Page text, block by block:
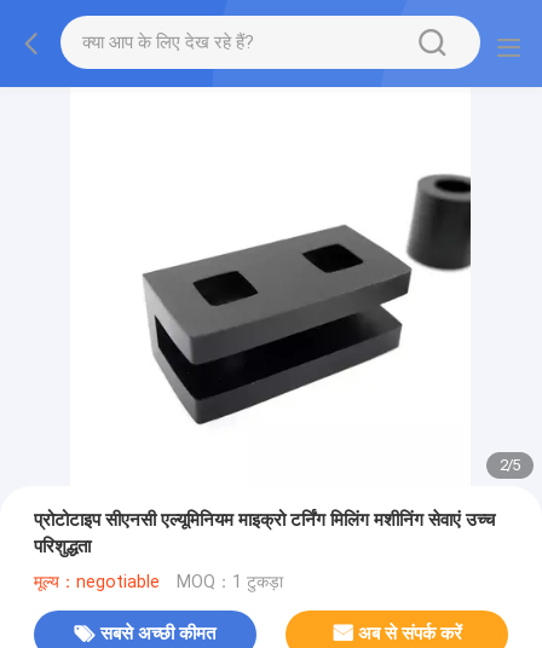
2/5
प्रोटोटाइप सीएनसी एल्यूमिनियम माइक्रो टर्निंग मिलिंग मशीनिंग सेवाएं उच्च
परिशुद्धता
मूल्य：negotiable MOQ：1 टुकड़ा
सबसे अच्छी कीमत अब से संपर्क करें